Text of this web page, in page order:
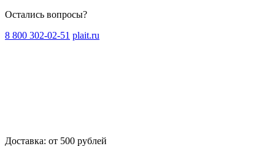
Остались вопросы?
8 800 302-02-51 plait.ru
Доставка: от 500 рублей